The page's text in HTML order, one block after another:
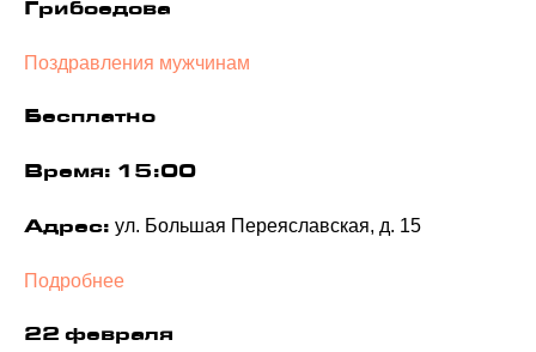
Грибоедова
Поздравления мужчинам
Бесплатно
Время: 15:00
Адрес: ул. Большая Переяславская, д. 15
Подробнее
22 февраля